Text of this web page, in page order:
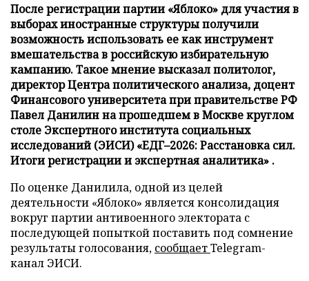
После регистрации партии «Яблоко» для участия в
выборах иностранные структуры получили
возможность использовать ее как инструмент
вмешательства в российскую избирательную
кампанию. Такое мнение высказал политолог,
директор Центра политического анализа, доцент
Финансового университета при правительстве РФ
Павел Данилин на прошедшем в Москве круглом
столе Экспертного института социальных
исследований (ЭИСИ) «ЕДГ–2026: Расстановка сил.
Итоги регистрации и экспертная аналитика» .
По оценке Данилила, одной из целей
деятельности «Яблоко» является консолидация
вокруг партии антивоенного электората с
последующей попыткой поставить под сомнение
результаты голосования, сообщаетTelegram-
канал ЭИСИ.